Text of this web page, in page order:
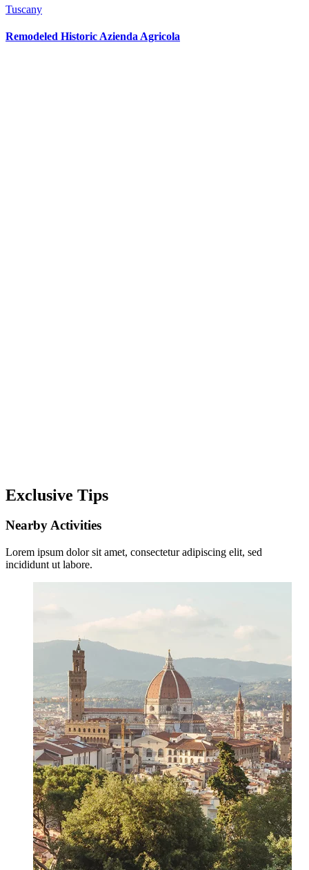
Tuscany
Remodeled Historic Azienda Agricola
Exclusive Tips
Nearby Activities
Lorem ipsum dolor sit amet, consectetur adipiscing elit, sed
incididunt ut labore.